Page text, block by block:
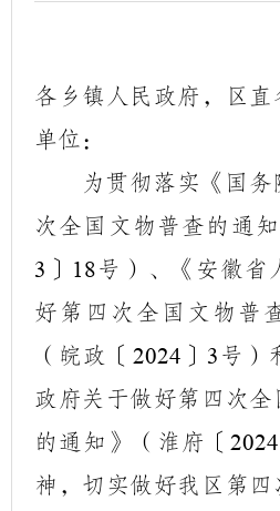
各乡镇人民政府，区直
单位：
为贯彻落实《国
次全国文物普查的通
3 〕 18号）、《安徽省
好第四次全国文物普
（皖政〔 2024 〕 3 号）
政府关于做好第四次
的通知》（淮府〔2024
神，切实做好我区第